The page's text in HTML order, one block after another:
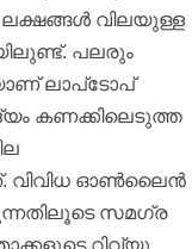
ലക്ഷങ്ങള്‍ വിലയുള്ള
പലരും
ലാപ്‌ടോപ്
കണക്കിലെടുത്ത
വിവിധ ഓണ്‍ലൈന്‍
സമഗ്ര